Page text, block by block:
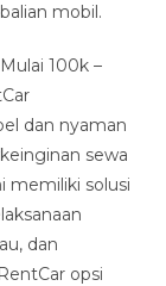
mobil.
100k –
dan nyaman
sewa
memiliki solusi
dan
opsi